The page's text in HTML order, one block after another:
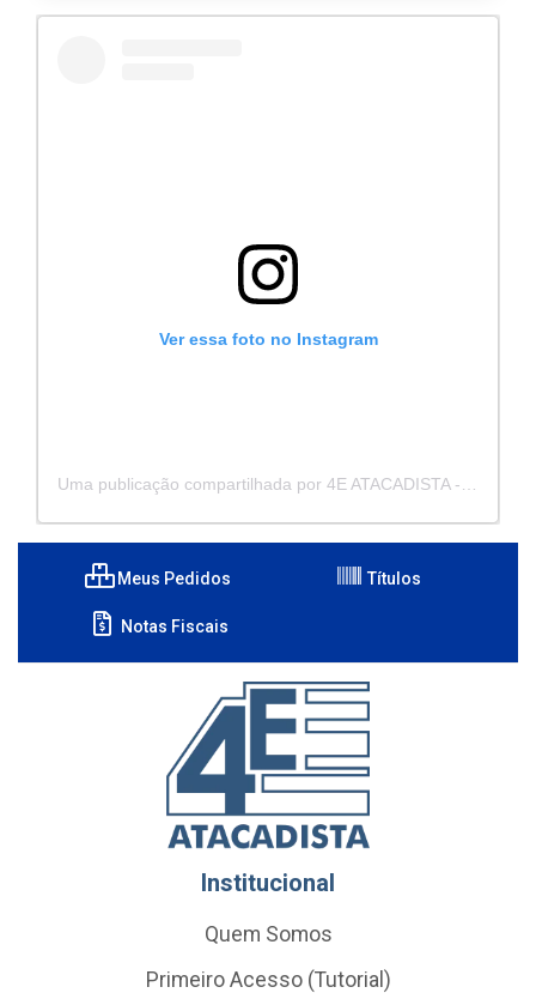
Ver essa foto no Instagram
Meus Pedidos Títulos
Notas Fiscais
Institucional
Quem Somos
Primeiro Acesso (Tutorial)